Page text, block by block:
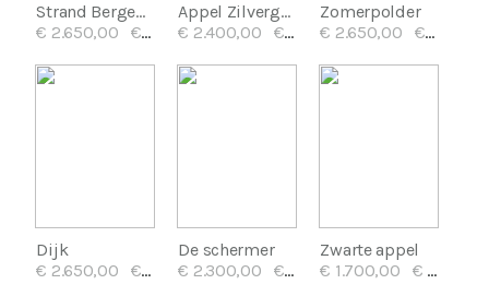
Strand Bergen aan Zee
€ 2.650,00
€ 34,00/mnd
Appel Zilvergrijs
€ 2.400,00
€ 31,50/mnd
Zomerpolder
€ 2.650,00
€ 34,00/mnd
Dijk
€ 2.650,00
€ 34,00/mnd
De schermer
€ 2.300,00
€ 31,50/mnd
Zwarte appel
€ 1.700,00
€ 23,50/mnd